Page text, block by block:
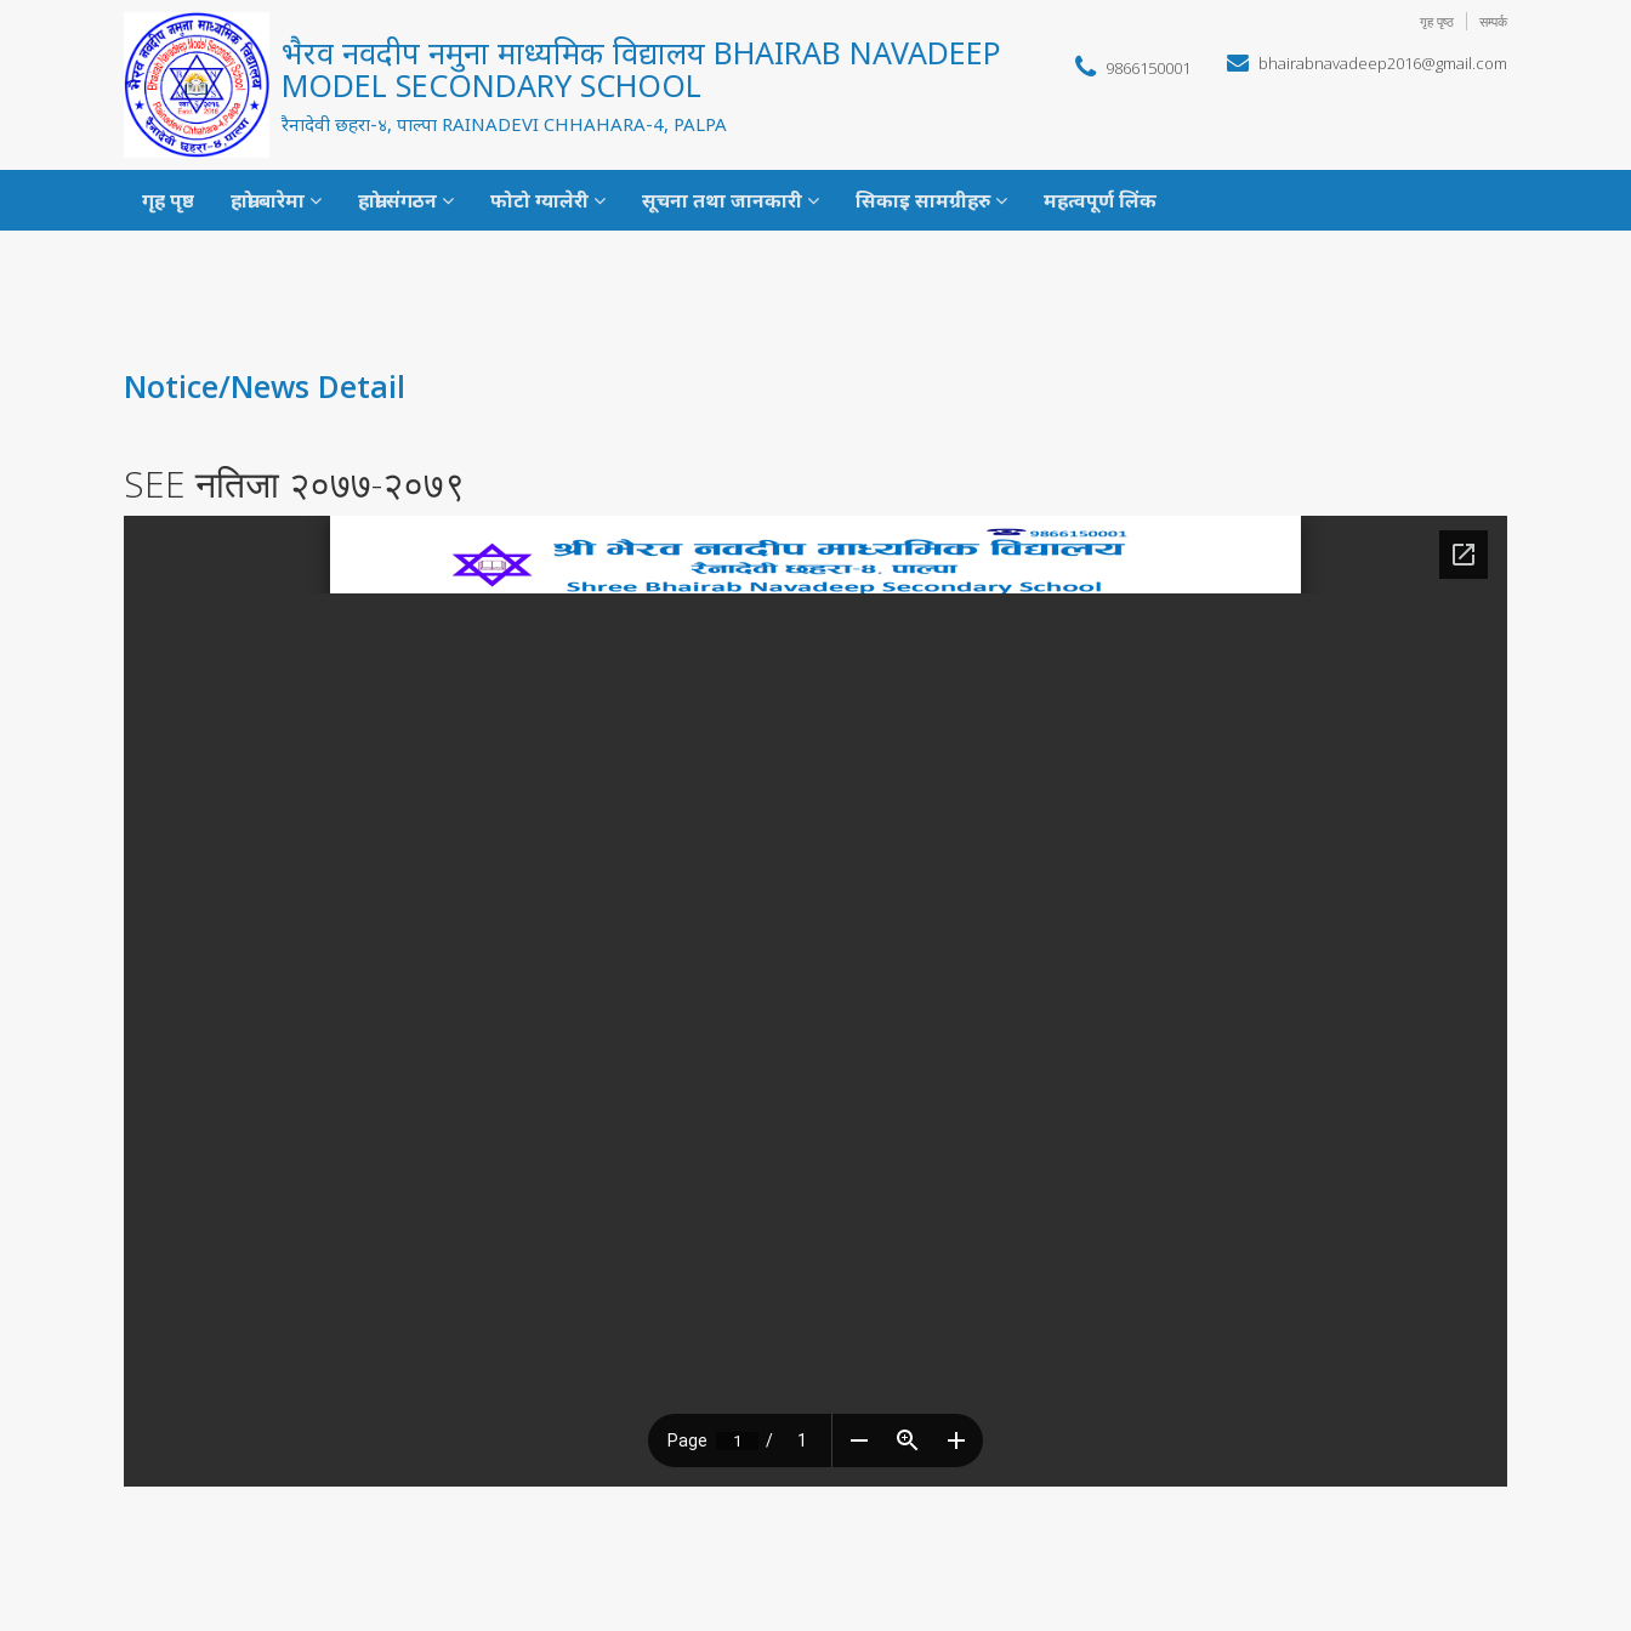
भैरव नवदीप नमुना माध्यमिक विद्यालय BHAIRAB NAVADEEP
MODEL SECONDARY SCHOOL
रैनादेवी छहरा-४, पाल्पा RAINADEVI CHHAHARA-4, PALPA
गृह पृष्ठ सम्पर्क
9866150001 bhairabnavadeep2016@gmail.com
गृह पृष्ठ हाम्रो बारेमा हाम्रो संगठन फोटो ग्यालेरी सूचना तथा जानकारी सिकाइ सामग्रीहरु महत्वपूर्ण लिंक
Notice/News Detail
SEE नतिजा २०७७-२०७९